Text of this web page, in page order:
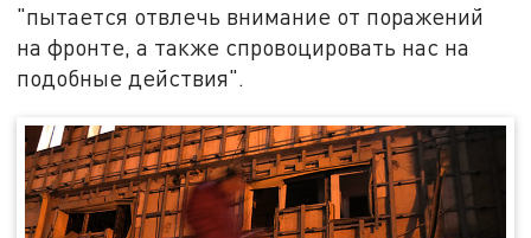
"пытается отвлечь внимание от поражений
на фронте, а также спровоцировать нас на
подобные действия".